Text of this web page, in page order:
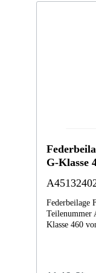
G-Klasse
Federbeilage
Teilenummer
Klasse 460 von